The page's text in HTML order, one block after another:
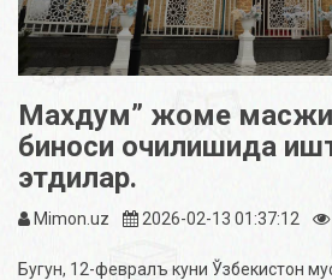
Махдум” жоме
биноси очилишида
этдилар.
Mimon.uz 2026-02-13 01:37:12
Бугун, 12-февралъ куни Ўзбекистон